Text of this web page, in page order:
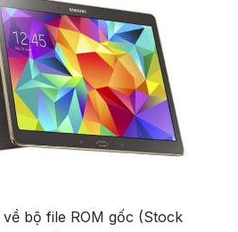
bộ file ROM gốc (Stock